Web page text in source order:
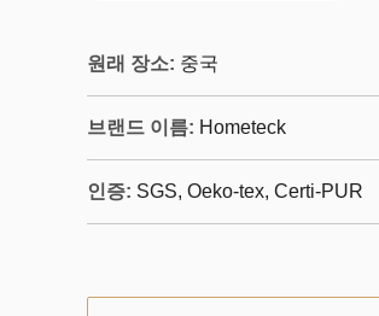
원래 장소: 중국
브랜드 이름: Hometeck
인증: SGS, Oeko-tex, Certi-PUR